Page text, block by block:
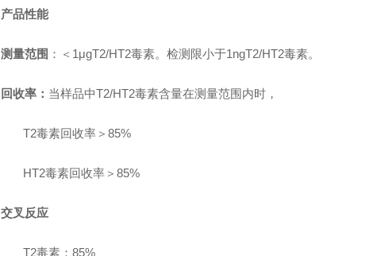
产品性能
测量范围 ：＜1μgT2/HT2毒素。检测限小于1ngT2/HT2毒素。
回收率： 当样品中T2/HT2毒素含量在测量范围内时，
T2毒素回收率＞85%
HT2毒素回收率＞85%
交叉反应
T2毒素：85%